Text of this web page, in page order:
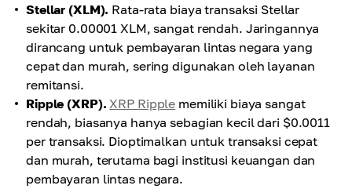
Stellar (XLM). Rata-rata biaya transaksi Stellar
sekitar 0.00001 XLM, sangat rendah. Jaringannya
dirancang untuk pembayaran lintas negara yang
cepat dan murah, sering digunakan oleh layanan
remitansi.
Ripple (XRP). XRP Ripple memiliki biaya sangat
rendah, biasanya hanya sebagian kecil dari $0.0011
per transaksi. Dioptimalkan untuk transaksi cepat
dan murah, terutama bagi institusi keuangan dan
pembayaran lintas negara.